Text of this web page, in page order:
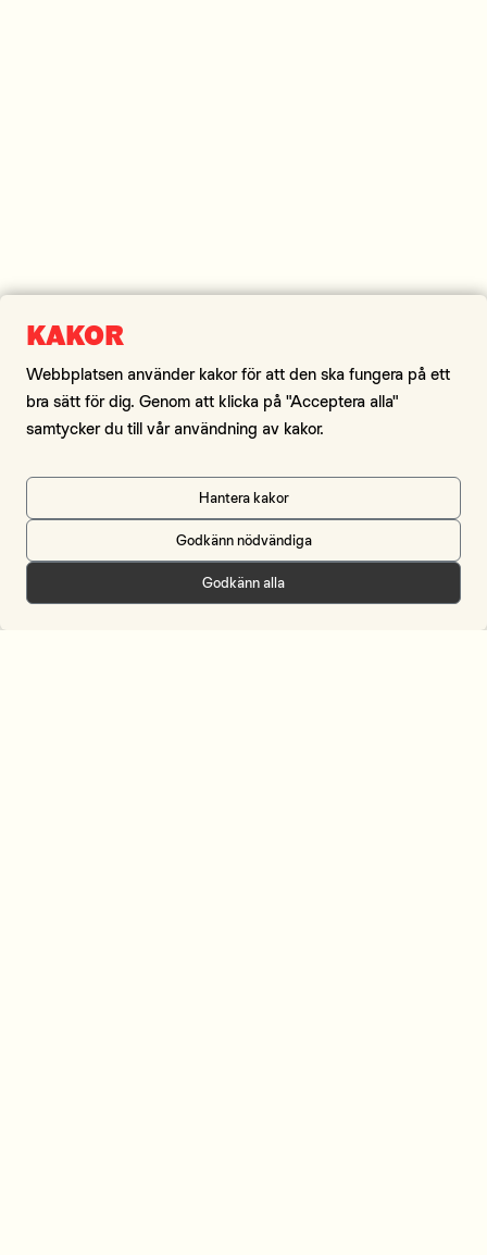
KAKOR
Webbplatsen använder kakor för att den ska fungera på ett
bra sätt för dig. Genom att klicka på "Acceptera alla"
samtycker du till vår användning av kakor.
Hantera kakor
Godkänn nödvändiga
Godkänn alla
Meny
Sidor
Om länet
Kontakt
Om cookies